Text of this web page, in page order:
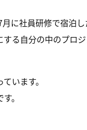
に社員研修で宿泊
る自分の中のプロジ
います。
。